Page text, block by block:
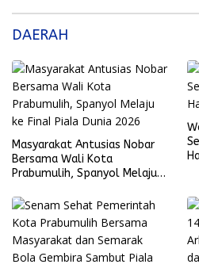
DAERAH
Masyarakat Antusias Nobar
Bersama Wali Kota
Prabumulih, Spanyol Melaju